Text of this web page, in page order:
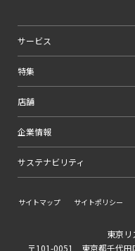
サービス
特集
店舗
企業情報
サステナビリティ
サイトマップ サイトポリシー
東京
〒101-0051 東京都千代田